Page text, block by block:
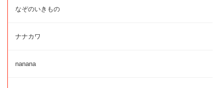
なぞのいきもの
ナナカワ
nanana